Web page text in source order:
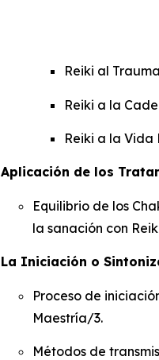
Reiki al
Reiki a la
Reiki a la Vida
Aplicación de los
Equilibrio de los
la sanación con
La Iniciación o
Proceso de
Maestría/3.
Métodos de